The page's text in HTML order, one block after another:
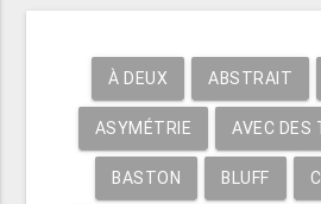
À DEUX ABSTRAIT
ASYMÉTRIE AVEC
BASTON BLUFF